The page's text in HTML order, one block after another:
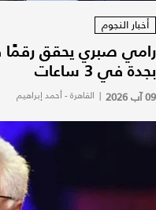
أخبار النجوم
رامي صبري يحقق رقمًا
بجدة في 3 ساعات
09 آب 2026 | القاهرة - أحمد إبراهيم